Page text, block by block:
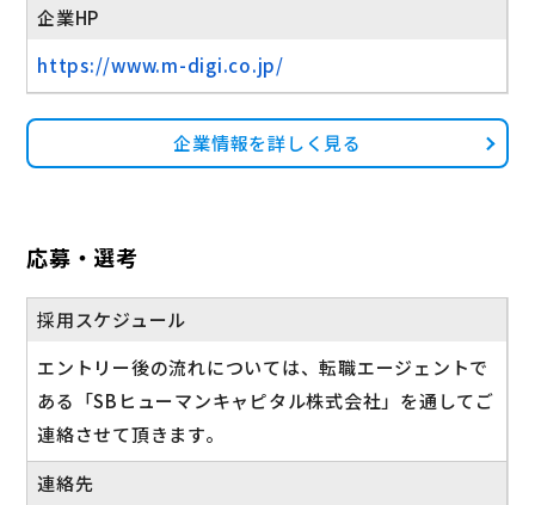
企業HP
https://www.m-digi.co.jp/
企業情報を詳しく見る
応募・選考
採用スケジュール
エントリー後の流れについては、転職エージェントで
ある「SBヒューマンキャピタル株式会社」を通してご
連絡させて頂きます。
連絡先